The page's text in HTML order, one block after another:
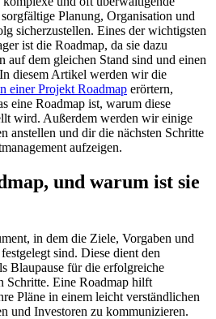
Planung, Organisation und
sicherzustellen. Eines der wichtigsten
ist die Roadmap, da sie dazu
auf dem gleichen Stand sind und einen
diesem Artikel werden wir die
einer Projekt Roadmap erörtern,
eine Roadmap ist, warum diese
wird. Außerdem werden wir einige
anstellen und dir die nächsten Schritte
aufzeigen.
und warum ist sie
in dem die Ziele, Vorgaben und
sind. Diese dient den
Blaupause für die erfolgreiche
Schritte. Eine Roadmap hilft
Pläne in einem leicht verständlichen
und Investoren zu kommunizieren.